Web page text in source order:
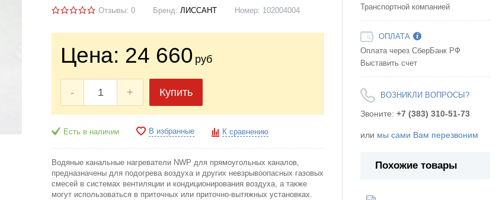
Отзывы: 0 Бренд: ЛИССАНТ Номер: 102004004
Цена: 24 660 руб
- + Купить
Есть в наличии В избранные К сравнению
Водяные канальные нагреватели NWP для прямоугольных каналов,
предназначены для подогрева воздуха и других невзрывоопасных газовых
смесей в системах вентиляции и кондиционирования воздуха, а также
могут использоваться в приточных или приточно-вытяжных установках.
Транспортной компанией
ОПЛАТА
Оплата через СберБанк РФ
Выставить счет
ВОЗНИКЛИ ВОПРОСЫ?
Звоните: +7 (383) 310-51-73
или мы сами Вам перезвоним
Похожие товары